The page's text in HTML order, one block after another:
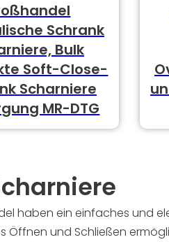
Schrank
Bulk
Soft-Close-
Scharniere
MR-DTG
haben ein einfaches und
Öffnen und Schließen